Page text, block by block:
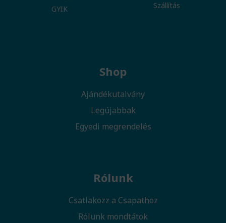
GYIK Szállítás
Shop
Ajándékutalvány
Legújabbak
Egyedi megrendelés
Rólunk
Csatlakozz a Csapathoz
Rólunk mondtátok